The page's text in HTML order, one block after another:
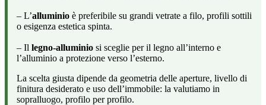
– L’alluminio è preferibile su grandi vetrate a filo, profili sottili
o esigenza estetica spinta.
– Il legno-alluminio si sceglie per il legno all’interno e
l’alluminio a protezione verso l’esterno.
La scelta giusta dipende da geometria delle aperture, livello di
finitura desiderato e uso dell’immobile: la valutiamo in
sopralluogo, profilo per profilo.